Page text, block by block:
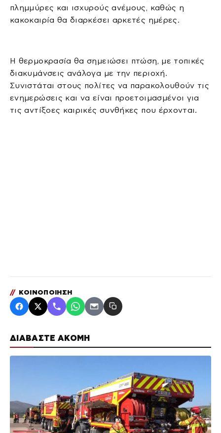
ΔΙΑΒΑΣΤΕ ΑΚΟΜΗ
πλημμύρες και ισχυρούς ανέμους, καθώς η
κακοκαιρία θα διαρκέσει αρκετές ημέρες.
Η θερμοκρασία θα σημειώσει πτώση, με τοπικές
διακυμάνσεις ανάλογα με την περιοχή.
Συνιστάται στους πολίτες να παρακολουθούν τις
ενημερώσεις και να είναι προετοιμασμένοι για
τις αντίξοες καιρικές συνθήκες που έρχονται.
// ΚΟΙΝΟΠΟΙΗΣΗ